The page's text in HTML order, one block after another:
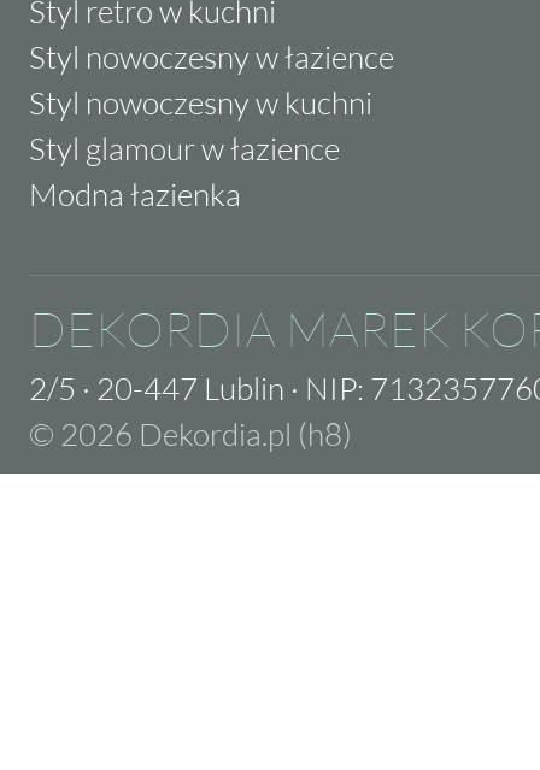
Styl retro w kuchni
Styl nowoczesny w łazience
Styl nowoczesny w kuchni
Styl glamour w łazience
Modna łazienka
DEKORDIA MAREK
2/5 · 20-447 Lublin · NIP:
© 2026 Dekordia.pl (h8)